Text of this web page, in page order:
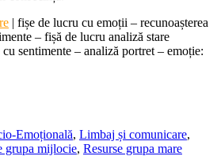
| fișe de lucru cu emoții – recunoașterea
– fișă de lucru analiză stare
sentimente – analiză portret – emoție:
Emoțională, Limbaj și comunicare,
grupa mijlocie, Resurse grupa mare